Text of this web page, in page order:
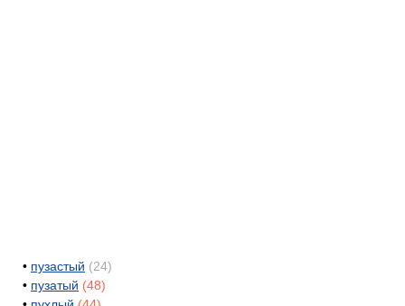
• пузастый (24)
• пузатый (48)